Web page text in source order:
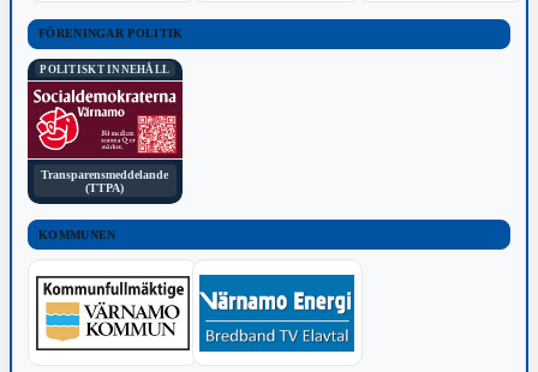
FÖRENINGAR POLITIK
POLITISKT INNEHÅLL
Transparensmeddelande
(TTPA)
KOMMUNEN